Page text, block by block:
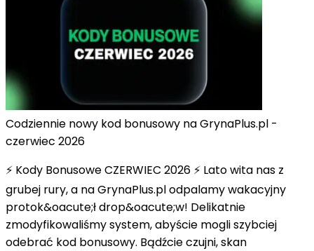
Codziennie nowy kod bonusowy na GrynaPlus.pl -
czerwiec 2026
⚡ Kody Bonusowe CZERWIEC 2026 ⚡ Lato wita nas z
grubej rury, a na GrynaPlus.pl odpalamy wakacyjny
protok&oacute;ł drop&oacute;w! Delikatnie
zmodyfikowaliśmy system, abyście mogli szybciej
odebrać kod bonusowy. Bądźcie czujni, skan